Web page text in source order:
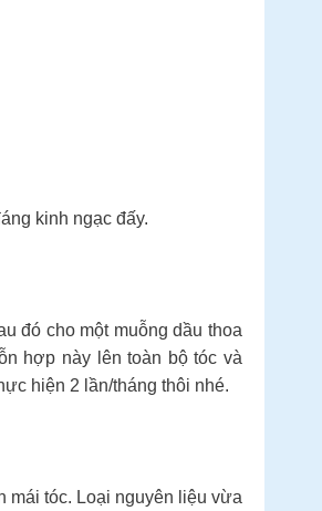
kinh ngạc đấy.
đó cho một muỗng dầu thoa
hợp này lên toàn bộ tóc và
hiện 2 lần/tháng thôi nhé.
mái tóc. Loại nguyên liệu vừa